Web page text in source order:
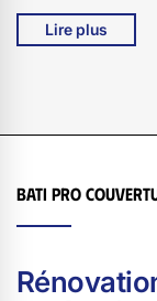
intervenir avec
techniques
couverture pour
longévité et
Marcenat et
Lire plus
Bati pro